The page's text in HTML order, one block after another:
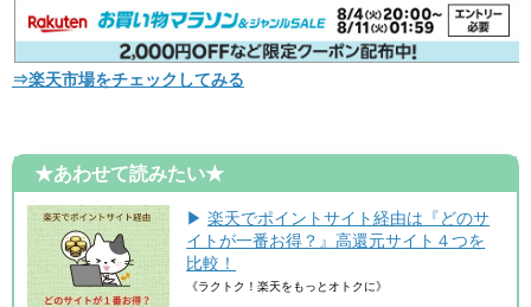
⇒楽天市場をチェックしてみる
★あわせて読みたい★
▶楽天でポイントサイト経由は『どのサ
イトが一番お得？』高還元サイト４つを
比較！
《ラクトク！楽天をもっとオトクに》